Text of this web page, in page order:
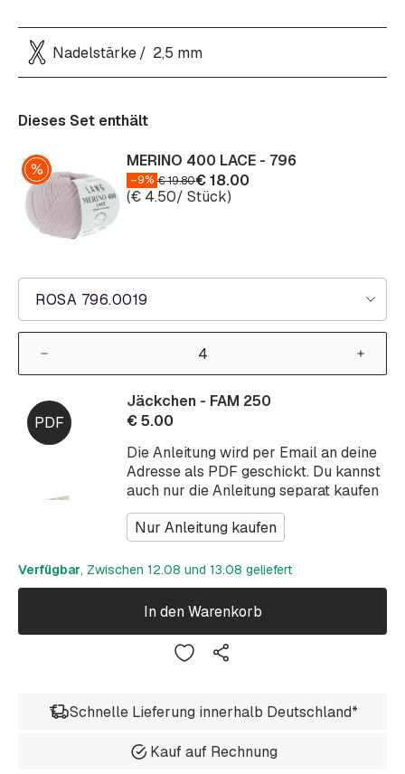
Nadelstärke 2,5 mm
Dieses Set enthält
ROSA 796.0019
MERINO 400 LACE - 796
–9% €19.80€18.00
(€ 4.50/ Stück)
Die Anleitung wird per Email an deine
Adresse als PDF geschickt. Du kannst
auch nur die Anleitung separat kaufen
Nur Anleitung kaufen
Jäckchen - FAM 250
€5.00
Verfügbar, Zwischen 12.08 und 13.08 geliefert
In den Warenkorb
Schnelle Lieferung innerhalb Deutschland*
Kauf auf Rechnung